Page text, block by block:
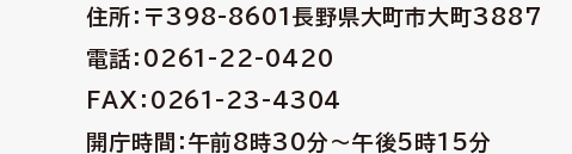
住所：〒398-8601 長野県大町市大町3887
電話：0261-22-0420
FAX：0261-23-4304
開庁時間：午前8時30分〜午後5時15分